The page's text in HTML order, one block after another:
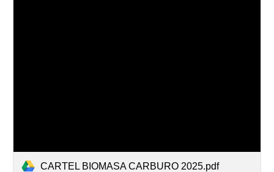
CARTEL BIOMASA CARBURO 2025.pdf